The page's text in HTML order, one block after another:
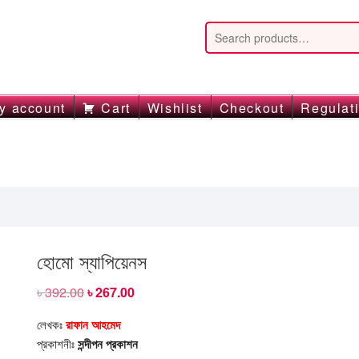
account Cart Wishlist Checkout
হোমো স্যাপিয়েনস
৳392.00Original
৳ 392.00.
৳267.00Current
লেখকঃরাফান আহমেদ
প্রকাশনীঃসন্দীপনপ্রকাশন